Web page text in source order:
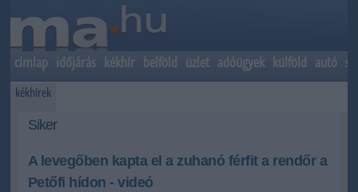
címlap időjárás kékhír belföld üzlet adóügyek külföld autó
kékhírek
Siker
A levegőben kapta el a zuhanó férfit a rendőr a
Petőfi hídon - videó